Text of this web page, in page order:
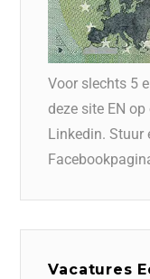
Voor slechts 5
deze site EN
Linkedin. Stuur
Vacatures